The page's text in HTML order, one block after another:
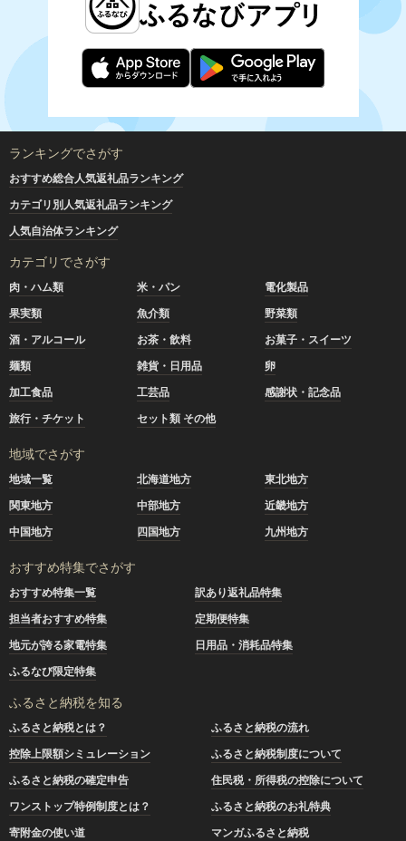
ランキングでさがす
おすすめ総合人気返礼品ランキング
カテゴリ別人気返礼品ランキング
人気自治体ランキング
カテゴリでさがす
肉・ハム類 米・パン
電化製品
果実類
魚介類
野菜類
酒・アルコール
お茶・飲料
お菓子・スイーツ
麺類
雑貨・日用品
卵
加工食品
工芸品
感謝状・記念品
旅行・チケット
セット類 その他
地域でさがす
地域一覧 北海道地方
東北地方
関東地方
中部地方
近畿地方
中国地方
四国地方 九州地方
おすすめ特集でさがす
おすすめ特集一覧
訳あり返礼品特集
担当者おすすめ特集
定期便特集
地元が誇る家電特集
日用品・消耗品特集
ふるなび限定特集
ふるさと納税を知る
ふるさと納税とは？
ふるさと納税の流れ
控除上限額シミュレーション
ふるさと納税制度について
ふるさと納税の確定申告
住民税・所得税の控除について
ワンストップ特例制度とは？
ふるさと納税のお礼特典
寄附金の使い道
マンガふるさと納税